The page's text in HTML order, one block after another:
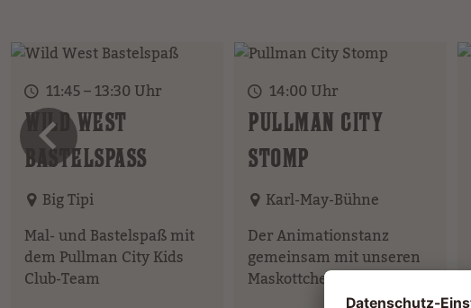
11:45 – 13:30 Uhr
WILD WEST
BASTELSPASS
Big Tipi
Mal- und Bastelspaß mit
dem Pullman City Kids
Club-Team
14:00 Uhr
PULLMAN CITY
STOMP
Karl-May-Bühne
Der Animationstanz
gemeinsam mit unseren
Maskottchen!
vorheriges